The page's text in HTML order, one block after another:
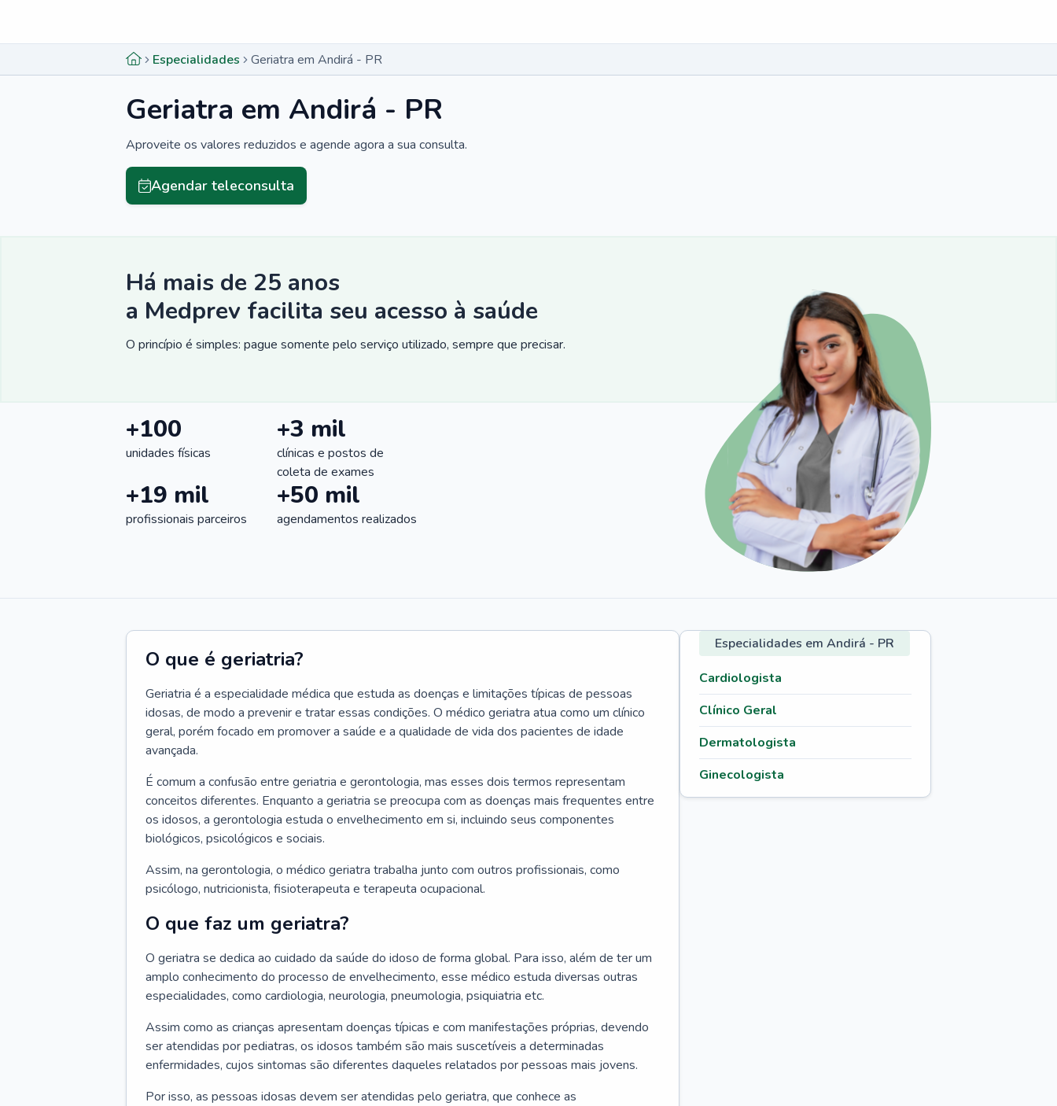
Especialidades Geriatra em Andirá - PR
Geriatra em Andirá - PR
Aproveite os valores reduzidos e agende agora a sua consulta.
Agendar teleconsulta
Há mais de 25 anos
a Medprev facilita seu acesso à saúde
O princípio é simples: pague somente pelo serviço utilizado, sempre que precisar.
+100
unidades físicas
+3 mil
clínicas e postos de
coleta de exames
+19 mil
profissionais parceiros
+50 mil
agendamentos realizados
O que é geriatria?
Geriatria é a especialidade médica que estuda as doenças e limitações típicas de pessoas
idosas, de modo a prevenir e tratar essas condições. O médico geriatra atua como um clínico
geral, porém focado em promover a saúde e a qualidade de vida dos pacientes de idade
avançada.
É comum a confusão entre geriatria e gerontologia, mas esses dois termos representam
conceitos diferentes. Enquanto a geriatria se preocupa com as doenças mais frequentes entre
os idosos, a gerontologia estuda o envelhecimento em si, incluindo seus componentes
biológicos, psicológicos e sociais.
Assim, na gerontologia, o médico geriatra trabalha junto com outros profissionais, como
psicólogo, nutricionista, fisioterapeuta e terapeuta ocupacional.
O que faz um geriatra?
O geriatra se dedica ao cuidado da saúde do idoso de forma global. Para isso, além de ter um
amplo conhecimento do processo de envelhecimento, esse médico estuda diversas outras
especialidades, como cardiologia, neurologia, pneumologia, psiquiatria etc.
Assim como as crianças apresentam doenças típicas e com manifestações próprias, devendo
ser atendidas por pediatras, os idosos também são mais suscetíveis a determinadas
enfermidades, cujos sintomas são diferentes daqueles relatados por pessoas mais jovens.
Por isso, as pessoas idosas devem ser atendidas pelo geriatra, que conhece as
Especialidades em Andirá - PR
Cardiologista
Clínico Geral
Dermatologista
Ginecologista